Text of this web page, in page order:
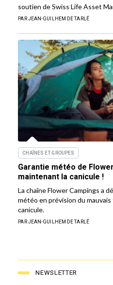
soutien de Swiss Life Asset
PAR JEAN-GUILHEM DE TARLÉ
CHAÎNES ET GROUPES
Garantie météo de
maintenant la canicule !
La chaîne Flower Campings a
météo en prévision du
canicule.
PAR JEAN-GUILHEM DE TARLÉ
NEWSLETTER